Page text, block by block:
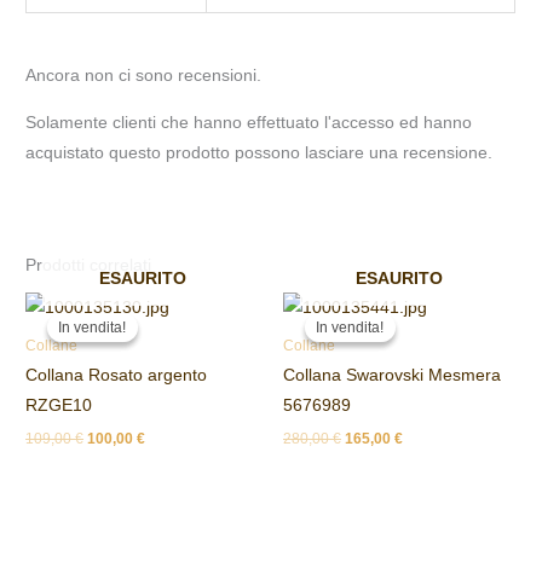
Ancora non ci sono recensioni.
Solamente clienti che hanno effettuato l'accesso ed hanno
acquistato questo prodotto possono lasciare una recensione.
Prodotti correlati
In vendita!
ESAURITO
In vendita!
Collane
Collana Rosato argento
RZGE10
109,00€
Il
prezzo
originale
109,00 €.
100,00€
Il
prezzo
100,00 €.
In vendita!
ESAURITO
In vendita!
Collane
Collana Swarovski Mesmera
5676989
280,00€
Il
prezzo
originale
280,00 €.
165,00 €
Il
prezzo
165,00 €.